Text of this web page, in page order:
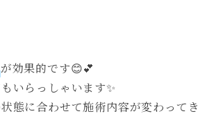
が効果的です😊💕
いらっしゃいます✨
態に合わせて施術内容が変わって